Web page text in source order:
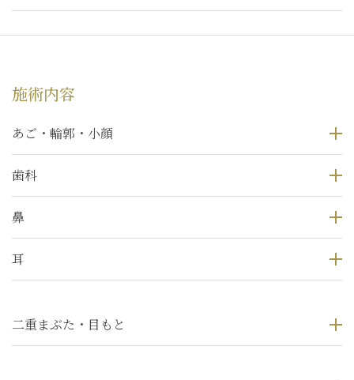
施術内容
あご・輪郭・小顔
歯科
鼻
耳
二重まぶた・目もと